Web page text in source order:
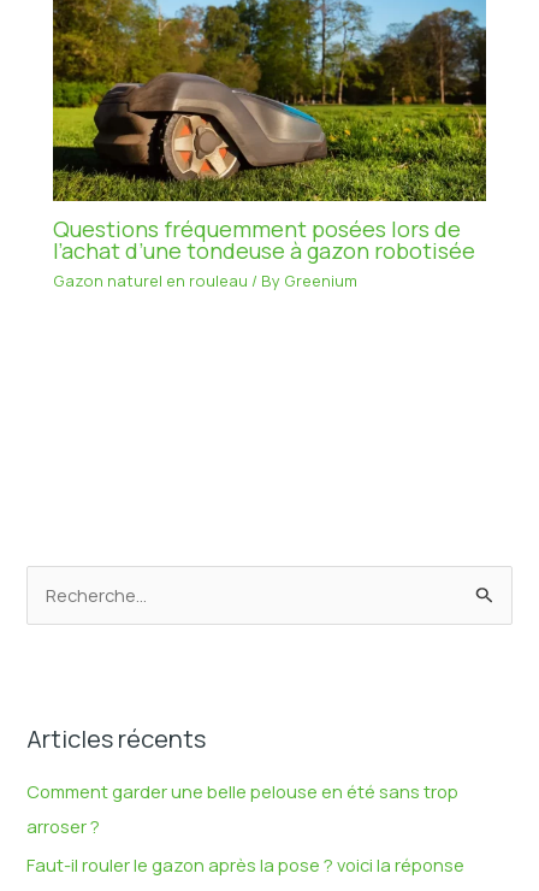
Questions fréquemment posées lors de
l’achat d’une tondeuse à gazon robotisée
Gazon naturel en rouleau / By Greenium
e
e
e
Articles récents
Comment garder une belle pelouse en été sans trop
arroser ?
Faut-il rouler le gazon après la pose ? voici la réponse